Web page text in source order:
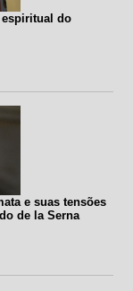
espiritual do
e suas tensões
de la Serna